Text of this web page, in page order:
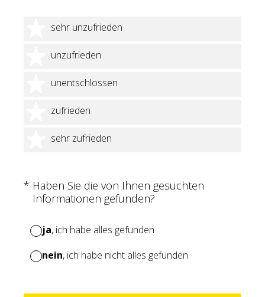
sehr unzufrieden
1 Stern
unzufrieden
2 Sterne
unentschlossen
3 Sterne
zufrieden
4 Sterne
sehr zufrieden
5 Sterne
* Haben Sie die von Ihnen gesuchten
Informationen gefunden?
(Erforderlich.)
ja, ich habe alles gefunden
nein, ich habe nicht alles gefunden